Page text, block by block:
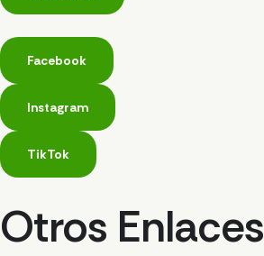
Facebook
Instagram
TikTok
Otros Enlaces